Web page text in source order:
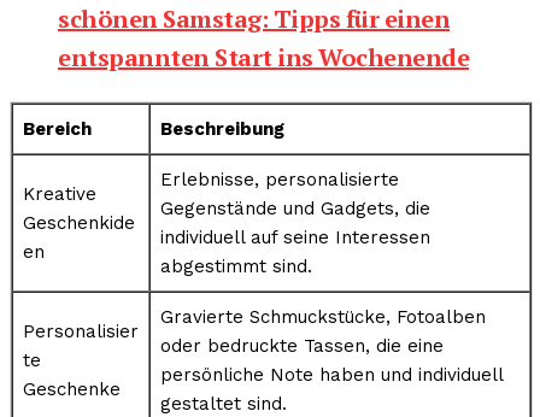
schönen Samstag: Tipps für einen
entspannten Start ins Wochenende
Bereich Beschreibung
Kreative
Geschenkide
en
Erlebnisse, personalisierte
Gegenstände und Gadgets, die
individuell auf seine Interessen
abgestimmt sind.
Personalisier
te
Geschenke
Gravierte Schmuckstücke, Fotoalben
oder bedruckte Tassen, die eine
persönliche Note haben und individuell
gestaltet sind.